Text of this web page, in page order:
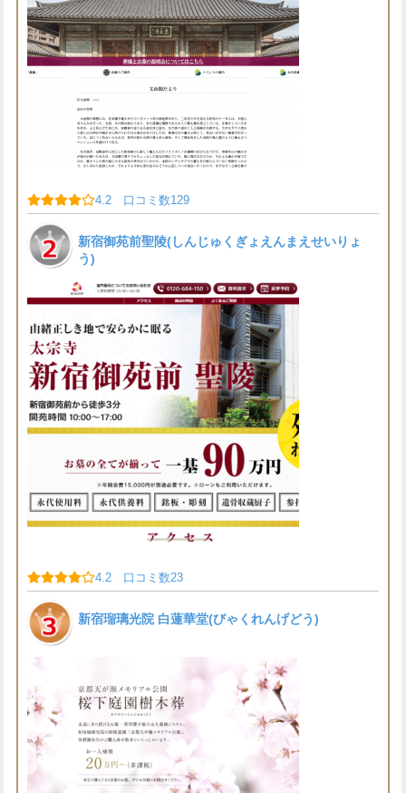
4.2 口コミ数129
新宿御苑前聖陵(しんじゅくぎょえんまえせいりょ
う)
4.2 口コミ数23
新宿瑠璃光院 白蓮華堂(びゃくれんげどう)